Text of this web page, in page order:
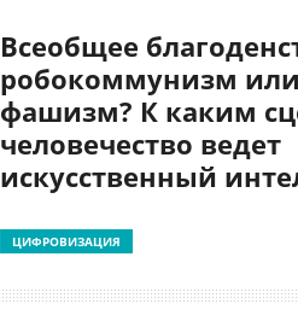
Всеобщее
робокоммунизм
фашизм? К каким
человечество ведет
искусственный
ЦИФРОВИЗАЦИЯ